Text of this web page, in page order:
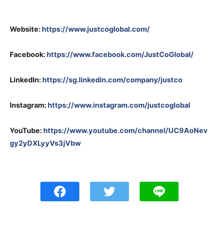
Website:https://www.justcoglobal.com/
Facebook:https://www.facebook.com/JustCoGlobal/
LinkedIn:https://sg.linkedin.com/company/justco
Instagram:https://www.instagram.com/justcoglobal
YouTube:https://www.youtube.com/channel/UC9AoNev
gy2yDXLyyVs3jVbw